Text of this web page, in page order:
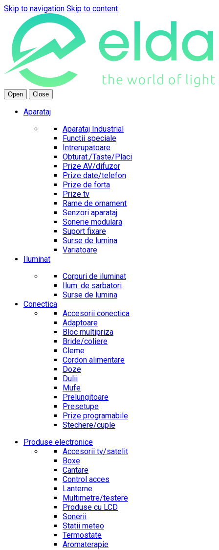
Skip to navigation Skip to content
Open Close
Aparataj
Aparataj Industrial
Functii speciale
Intrerupatoare
Obturat./Taste/Placi
Prize AV/difuzor
Prize date/telefon
Prize de forta
Prize tv
Rame de ornament
Senzori aparataj
Sonerie modulara
Suport fixare
Surse de lumina
Variatoare
Iluminat
Corpuri de iluminat
Ilum. de sarbatori
Surse de lumina
Conectica
Accesorii conectica
Adaptoare
Bloc multipriza
Bride/coliere
Cleme
Cordon alimentare
Doze
Dulii
Mufe
Prelungitoare
Presetupe
Prize programabile
Stechere/cuple
Produse electronice
Accesorii tv/satelit
Boxe
Cantare
Control acces
Lanterne
Multimetre/testere
Produse cu LCD
Sonerii
Statii meteo
Termostate
Aromaterapie